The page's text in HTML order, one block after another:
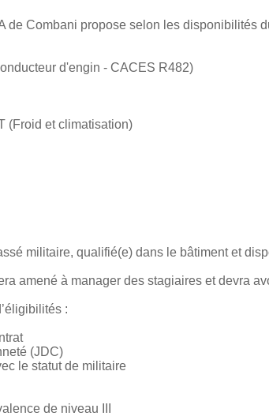
de Combani propose selon les disponibilités
d'engin - CACES R482)
(Froid et climatisation)
militaire, qualifié(e) dans le bâtiment et
amené à manager des stagiaires et devra
:
(JDC)
le statut de militaire
de niveau III